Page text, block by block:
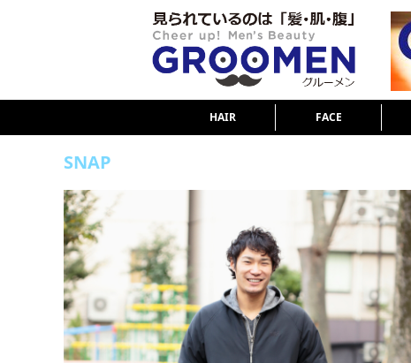
HAIR FACE
SNAP